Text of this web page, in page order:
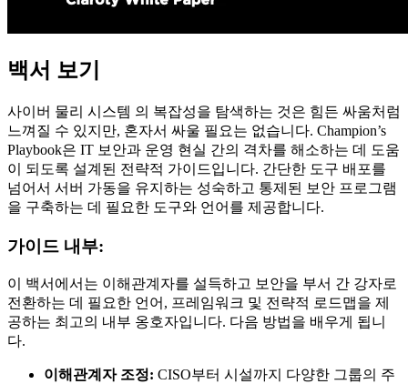
백서 보기
사이버 물리 시스템 의 복잡성을 탐색하는 것은 힘든 싸움처럼
느껴질 수 있지만, 혼자서 싸울 필요는 없습니다. Champion’s
Playbook은 IT 보안과 운영 현실 간의 격차를 해소하는 데 도움
이 되도록 설계된 전략적 가이드입니다. 간단한 도구 배포를
넘어서 서버 가동을 유지하는 성숙하고 통제된 보안 프로그램
을 구축하는 데 필요한 도구와 언어를 제공합니다.
가이드 내부:
이 백서에서는 이해관계자를 설득하고 보안을 부서 간 강자로
전환하는 데 필요한 언어, 프레임워크 및 전략적 로드맵을 제
공하는 최고의 내부 옹호자입니다. 다음 방법을 배우게 됩니
다.
이해관계자 조정: CISO부터 시설까지 다양한 그룹의 주